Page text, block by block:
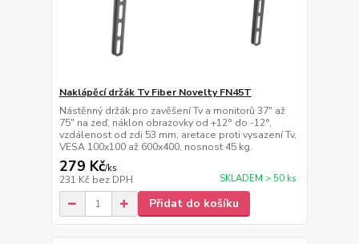
Naklápěcí držák Tv Fiber Novelty FN45T
Nástěnný držák pro zavěšení Tv a monitorů 37" až
75" na zeď, náklon obrazovky od +12° do -12°,
vzdálenost od zdi 53 mm, aretace proti vysazení Tv,
VESA 100x100 až 600x400, nosnost 45 kg.
279 Kč/ks
231 Kč bez DPH SKLADEM > 50 ks
Přidat do košíku